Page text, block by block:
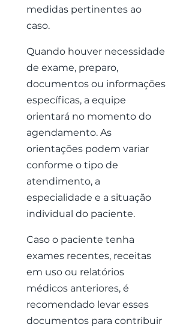
medidas pertinentes ao
caso.
Quando houver necessidade
de exame, preparo,
documentos ou informações
específicas, a equipe
orientará no momento do
agendamento. As
orientações podem variar
conforme o tipo de
atendimento, a
especialidade e a situação
individual do paciente.
Caso o paciente tenha
exames recentes, receitas
em uso ou relatórios
médicos anteriores, é
recomendado levar esses
documentos para contribuir